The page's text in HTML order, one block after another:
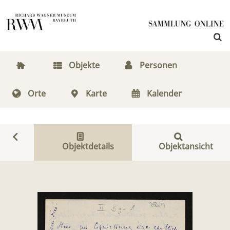
Objekte Personen
Orte Karte Kalender
Objektdetails Objektansicht